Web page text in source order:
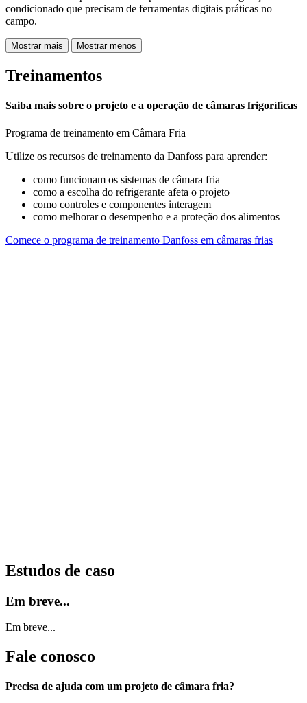
condicionado que precisam de ferramentas digitais práticas no
campo.
Mostrar mais Mostrar menos
Treinamentos
Saiba mais sobre o projeto e a operação de câmaras frigoríficas
Programa de treinamento em Câmara Fria
Utilize os recursos de treinamento da Danfoss para aprender:
como funcionam os sistemas de câmara fria
como a escolha do refrigerante afeta o projeto
como controles e componentes interagem
como melhorar o desempenho e a proteção dos alimentos
Comece o programa de treinamento Danfoss em câmaras frias
Estudos de caso
Em breve...
Em breve...
Fale conosco
Precisa de ajuda com um projeto de câmara fria?